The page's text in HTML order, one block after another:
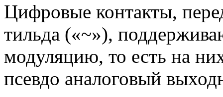
Цифровые контакты,
тильда («~»),
модуляцию, то есть на
псевдо аналоговый